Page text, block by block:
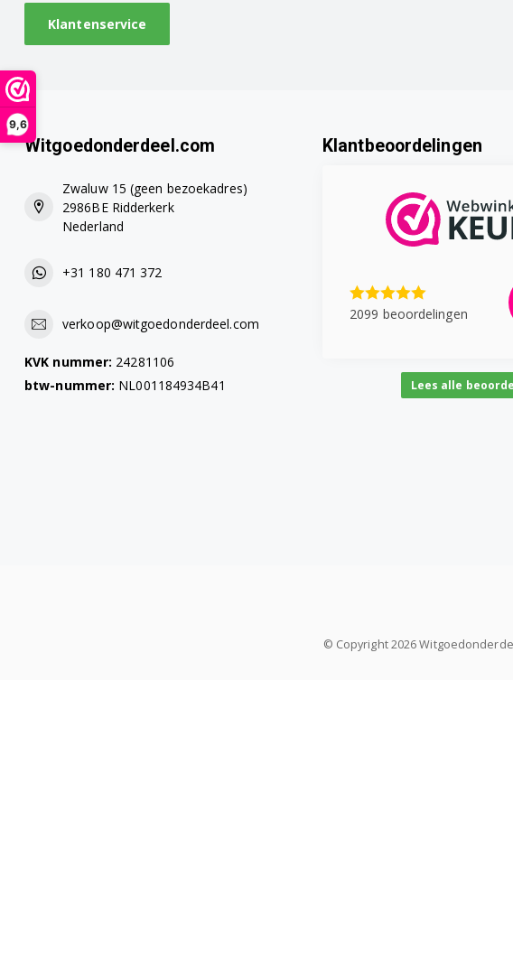
9,6
Klantenservice
Witgoedonderdeel.com
Zwaluw 15 (geen bezoekadres)
2986BE Ridderkerk
Nederland
+31 180 471 372
verkoop@witgoedonderdeel.com
KVK nummer: 24281106
btw-nummer: NL001184934B41
Klantbeoordelingen
2099 beoordelingen
Lees alle
© Copyright 2026